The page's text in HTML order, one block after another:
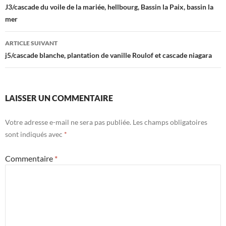
des
articles
J3/cascade du voile de la mariée, hellbourg, Bassin la Paix, bassin la
mer
ARTICLE SUIVANT
j5/cascade blanche, plantation de vanille Roulof et cascade niagara
LAISSER UN COMMENTAIRE
Votre adresse e-mail ne sera pas publiée. Les champs obligatoires
sont indiqués avec *
Commentaire *